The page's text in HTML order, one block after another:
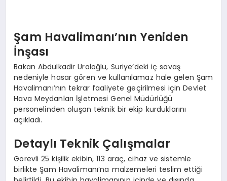
Şam Havalimanı’nın Yeniden
İnşası
Bakan Abdulkadir Uraloğlu, Suriye’deki iç savaş
nedeniyle hasar gören ve kullanılamaz hale gelen Şam
Havalimanı’nın tekrar faaliyete geçirilmesi için Devlet
Hava Meydanları İşletmesi Genel Müdürlüğü
personelinden oluşan teknik bir ekip kurduklarını
açıkladı.
Detaylı Teknik Çalışmalar
Görevli 25 kişilik ekibin, 113 araç, cihaz ve sistemle
birlikte Şam Havalimanı’na malzemeleri teslim ettiği